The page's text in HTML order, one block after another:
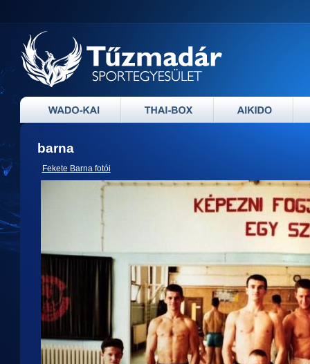
barna
Fekete Barna fotói